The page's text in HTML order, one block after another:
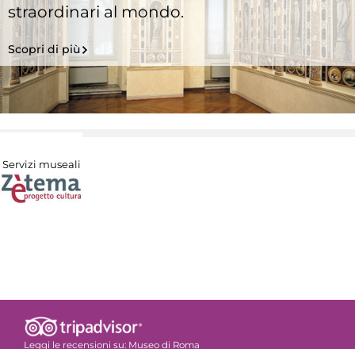
straordinari al mondo.
Scopri di più
Servizi museali
Leggi le recensioni su: Museo di Roma